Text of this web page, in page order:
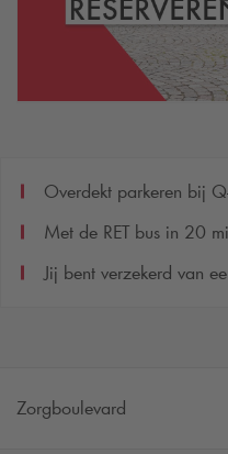
Overdekt parkeren bij
Met de RET bus in 20
Jij bent verzekerd van
Zorgboulevard